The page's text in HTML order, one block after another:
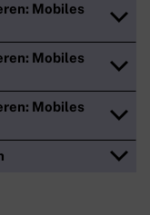
Mobiles
Mobiles
Mobiles